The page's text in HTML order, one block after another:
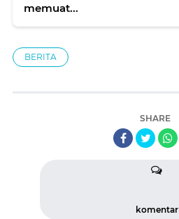
memuat...
BERITA
SHARE
komentar